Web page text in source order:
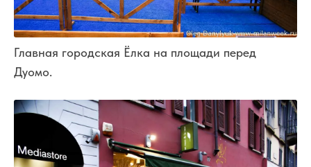
Главная городская Ёлка на площади перед
Дуомо.